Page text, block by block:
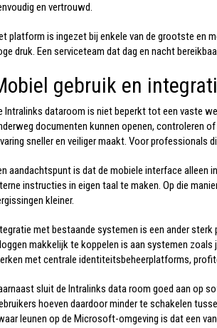
en vertrouwd.
platform is ingezet bij enkele van de grootste en
druk. Een serviceteam dat dag en nacht
gebruik en
I ntralinks dataroom is niet beperkt tot een vaste
documenten kunnen openen, controleren
sneller en veiliger maakt. Voor professionals
aandachtspunt is dat de mobiele interface alleen
instructies in eigen taal te maken. Op die
kleiner.
met bestaande systemen is een ander sterk
makkelijk te koppelen is aan systemen zoals
met centrale identiteitsbeheerplatforms,
sluit de I ntralinks data room goed aan op
hoeven daardoor minder te schakelen
leunen op de Microsoft-omgeving is dat een